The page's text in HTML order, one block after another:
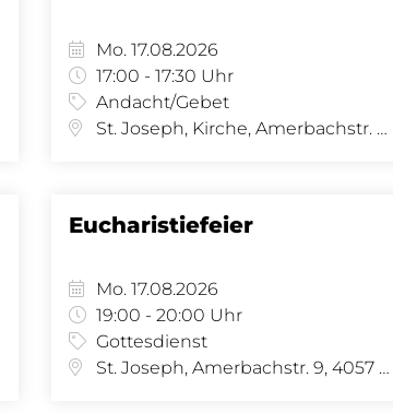
Mo. 17.08.2026
17:00 - 17:30 Uhr
Andacht/Gebet
St. Joseph, Kirche, Amerbachstr. 9, 4057 Basel
Eucharistiefeier
Mo. 17.08.2026
19:00 - 20:00 Uhr
Gottesdienst
St. Joseph, Amerbachstr. 9, 4057 Basel